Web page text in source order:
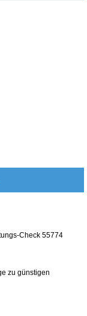
Check 55774
zu günstigen